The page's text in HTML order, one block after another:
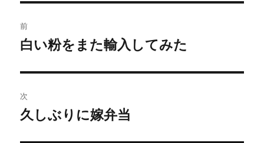
稿
ビ
ゲ
ー
前
前
投
稿:
白い粉をまた輸入してみた
次
次
久しぶりに嫁弁当